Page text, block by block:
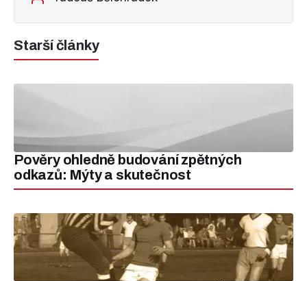
Starší články
Pověry ohledně budování zpětných
odkazů: Mýty a skutečnost